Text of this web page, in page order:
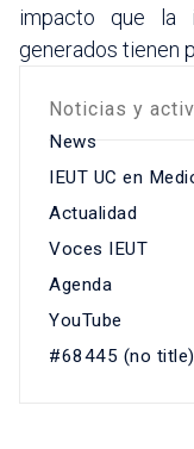
impacto que la
generados tienen
Noticias y
News
IEUT UC en
Actualidad
Voces IEUT
Agenda
YouTube
#68445 (no title)